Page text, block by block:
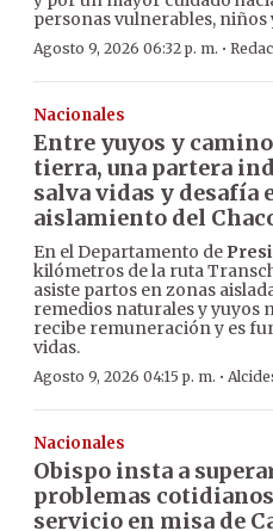
personas vulnerables, niños
Agosto 9, 2026 06:32 p. m. ·
Nacionales
Entre yuyos y
tierra, una partera
salva vidas y desafía
aislamiento del
En el Departamento de
kilómetros de la ruta
asiste partos en zonas
remedios naturales y yuyos
recibe remuneración y es
vidas.
Agosto 9, 2026 04:15 p. m. ·
Nacionales
Obispo insta a
problemas
servicio en misa de